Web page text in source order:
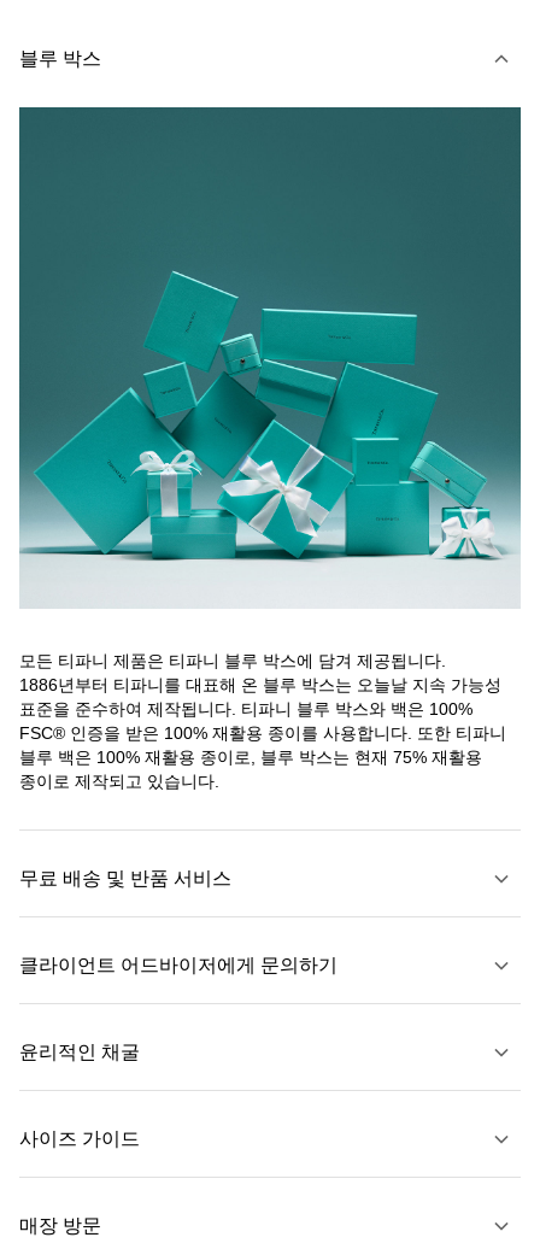
블루 박스
모든 티파니 제품은 티파니 블루 박스에 담겨 제공됩니다.
1886년부터 티파니를 대표해 온 블루 박스는 오늘날 지속 가능성
표준을 준수하여 제작됩니다. 티파니 블루 박스와 백은 100%
FSC® 인증을 받은 100% 재활용 종이를 사용합니다. 또한 티파니
블루 백은 100% 재활용 종이로, 블루 박스는 현재 75% 재활용
종이로 제작되고 있습니다.
무료 배송 및 반품 서비스
자세히 보기
클라이언트 어드바이저에게 문의하기
윤리적인 채굴
사이즈 가이드
매장 방문